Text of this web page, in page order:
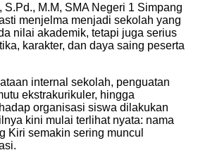
M.M, SMA Negeri 1 Simpang
menjelma menjadi sekolah yang
nilai akademik, tetapi juga serius
karakter, dan daya saing peserta
internal sekolah, penguatan
ekstrakurikuler, hingga
organisasi siswa dilakukan
kini mulai terlihat nyata: nama
Kiri semakin sering muncul